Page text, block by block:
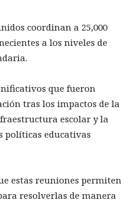
coordinan a 25,000
a los niveles de
que fueron
tras los impactos de la
escolar y la
políticas educativas
estas reuniones permiten
resolverlas de manera